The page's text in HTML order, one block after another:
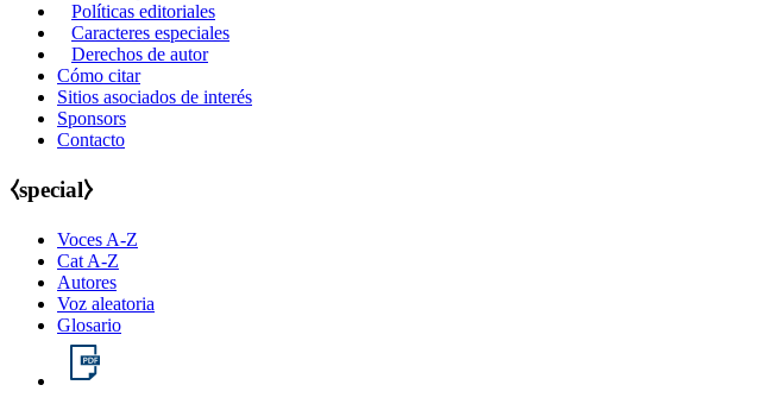
Políticas editoriales
Caracteres especiales
Derechos de autor
Cómo citar
Sitios asociados de interés
Sponsors
Contacto
⧼special⧽
Voces A-Z
Cat A-Z
Autores
Voz aleatoria
Glosario